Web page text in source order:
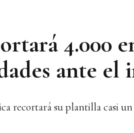
4.000
ante el
recortará su plantilla casi